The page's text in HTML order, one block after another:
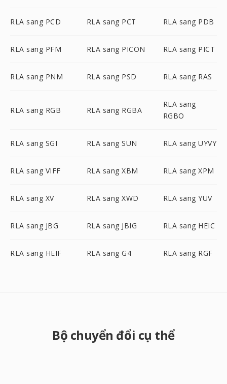
RLA sang PCD RLA sang PCT RLA sang PDB
RLA sang PFM RLA sang PICON RLA sang PICT
RLA sang PNM RLA sang PSD RLA sang RAS
RLA sang RGB RLA sang RGBA
RLA sang
RGBO
RLA sang SGI RLA sang SUN RLA sang UYVY
RLA sang VIFF RLA sang XBM RLA sang XPM
RLA sang XV RLA sang XWD RLA sang YUV
RLA sang JBG RLA sang JBIG RLA sang HEIC
RLA sang HEIF RLA sang G4 RLA sang RGF
Bộ chuyển đổi cụ thể